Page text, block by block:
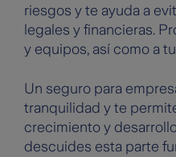
riesgos y te ayuda a
legales y financieras.
y equipos, así como a
Un seguro para
tranquilidad y te
crecimiento y
descuides esta parte